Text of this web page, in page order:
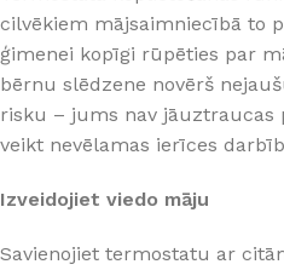
cilvēkiem mājsaimniecībā to
ģimenei kopīgi rūpēties par
bērnu slēdzene novērš
risku – jums nav jāuztraucas
veikt nevēlamas ierīces
Izveidojiet viedo māju
Savienojiet termostatu ar